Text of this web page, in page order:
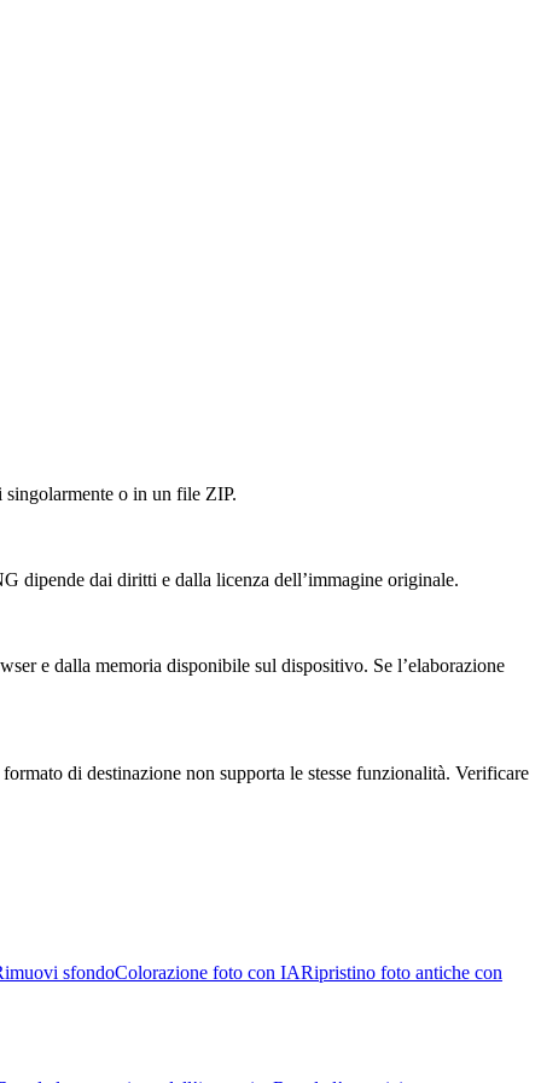
o in un file ZIP.
dipende dai diritti e dalla licenza dell’immagine originale.
e dalla memoria disponibile sul dispositivo. Se l’elaborazione
di destinazione non supporta le stesse funzionalità. Verificare
sfondoColorazione foto con IARipristino foto antiche con